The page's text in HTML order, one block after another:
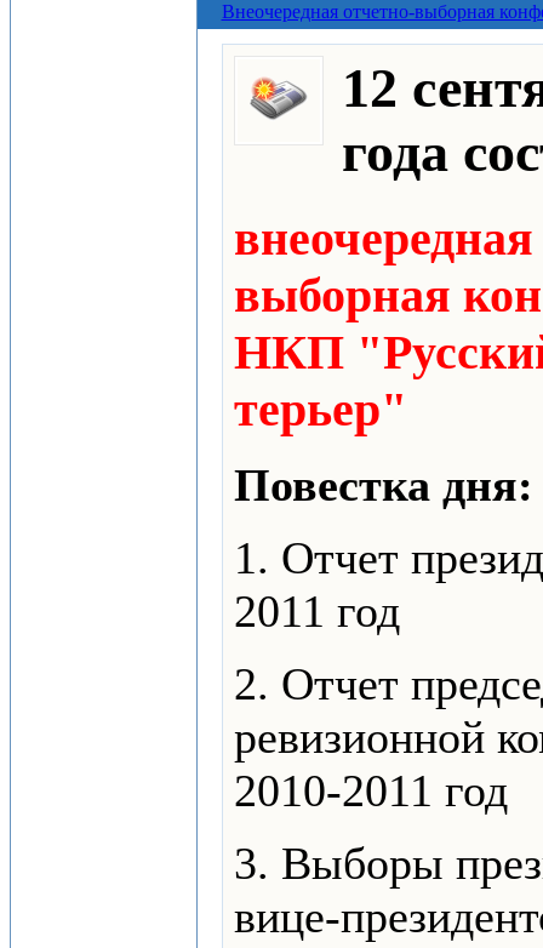
Внеочередная отчетно-выборная
12
года
выборная
НКП
терьер"
Повестка дня:
1. Отчет
2011 год
2. Отчет
ревизионной
2010-2011 год
3. Выборы
вице-